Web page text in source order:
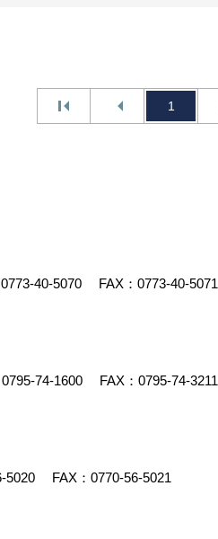
1
0773-40-5070
FAX：0773-40-5071
0795-74-1600
FAX：0795-74-3211
5020
FAX：0770-56-5021